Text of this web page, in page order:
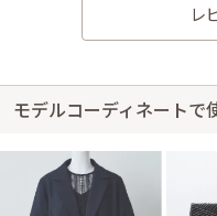
サイズはやや小さく、丈はひざ
のラインで大満足です!
ネイビーのレーストッ
レ
モデルコーディネートで